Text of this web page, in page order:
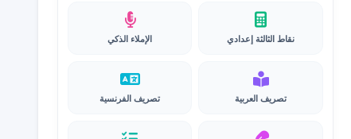
نقاط الثالثة إعدادي الإملاء الذكي
تصريف العربية تصريف الفرنسية